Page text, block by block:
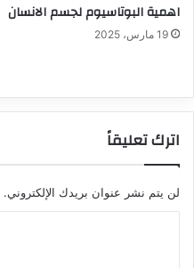
اهمية البوتاسيوم لجسم الانسان
19 مارس، 2025
اترك تعليقاً
لن يتم نشر عنوان بريدك الإلكتروني.